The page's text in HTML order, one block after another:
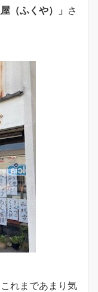
屋（ふくや）」 さ
れまであまり気